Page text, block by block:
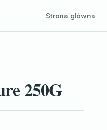
Strona główna
250G